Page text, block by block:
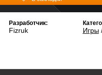
Разработчик:
Fizruk Игры